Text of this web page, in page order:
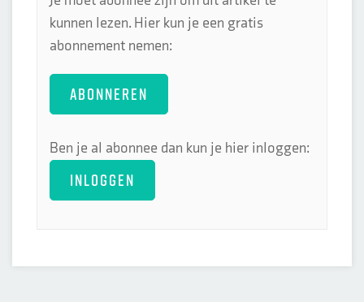
kunnen lezen. Hier kun je een gratis
abonnement nemen:
ABONNEREN
Ben je al abonnee dan kun je hier inloggen:
INLOGGEN